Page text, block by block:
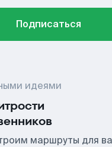
Подписаться
идеями
маршруты для